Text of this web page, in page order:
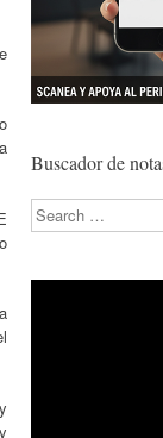
Buscador de
Search